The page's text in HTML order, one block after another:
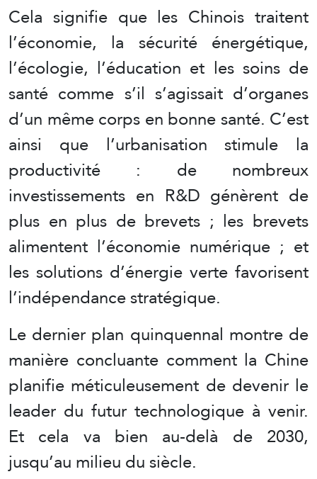
Cela signifie que les Chinois traitent
l’économie, la sécurité énergétique,
l’écologie, l’éducation et les soins de
santé comme s’il s’agissait d’organes
d’un même corps en bonne santé. C’est
ainsi que l’urbanisation stimule la
productivité : de nombreux
investissements en R&D génèrent de
plus en plus de brevets ; les brevets
alimentent l’économie numérique ; et
les solutions d’énergie verte favorisent
l’indépendance stratégique.
Le dernier plan quinquennal montre de
manière concluante comment la Chine
planifie méticuleusement de devenir le
leader du futur technologique à venir.
Et cela va bien au-delà de 2030,
jusqu’au milieu du siècle.